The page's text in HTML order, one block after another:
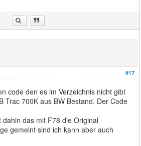
#17
code den es im Verzeichnis nicht gibt
Trac 700K aus BW Bestand. Der Code
das mit F78 die Original
gemeint sind ich kann aber auch